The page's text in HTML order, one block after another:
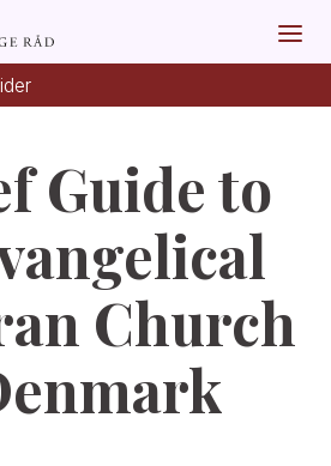
Guide to
Church